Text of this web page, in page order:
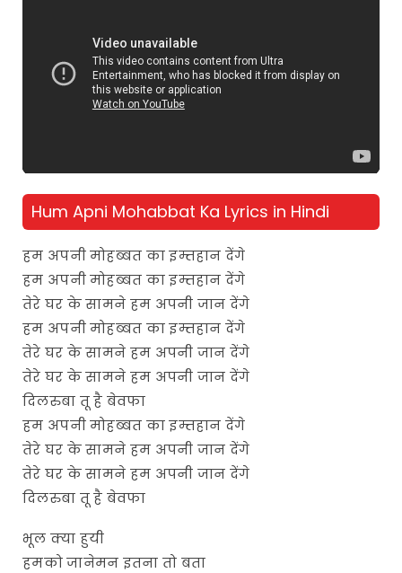
Hum Apni Mohabbat Ka Lyrics in Hindi
हम अपनी मोहब्बत का इम्तहान देंगे
हम अपनी मोहब्बत का इम्तहान देंगे
तेरे घर के सामने हम अपनी जान देंगे
हम अपनी मोहब्बत का इम्तहान देंगे
तेरे घर के सामने हम अपनी जान देंगे
तेरे घर के सामने हम अपनी जान देंगे
दिलरुबा तू है बेवफा
हम अपनी मोहब्बत का इम्तहान देंगे
तेरे घर के सामने हम अपनी जान देंगे
तेरे घर के सामने हम अपनी जान देंगे
दिलरुबा तू है बेवफा
भूल क्या हुयी
हमको जानेमन इतना तो बता